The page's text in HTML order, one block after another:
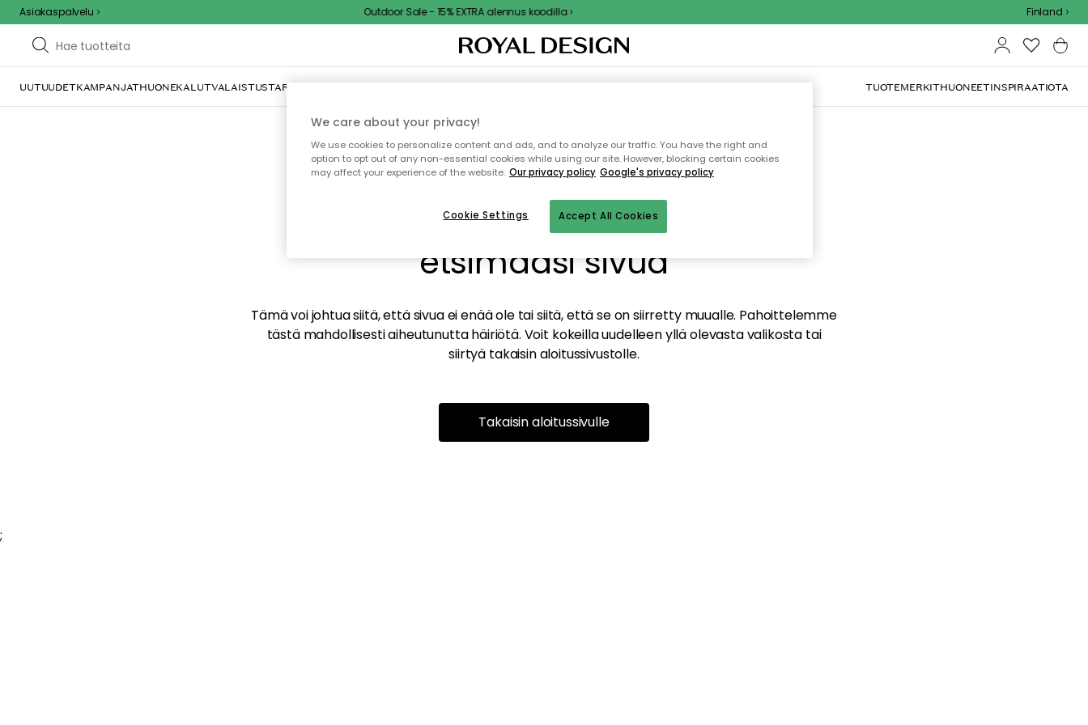
Asiakaspalvelu Outdoor Sale - 15% EXTRA alennus koodilla Finland
UUTUUDETKAMPANJATHUONEKALUTVALAISTUSTARJOILU JA KATTAUSSISUSTUSTEKSTIILIT & MATOTKEITTIÖSÄILYTYSULKOKALUSTEET TUOTEMERKITHUONEETINSPIRAATIOTA
Emme valitettavasti löydä
etsimääsi sivua
Tämä voi johtua siitä, että sivua ei enää ole tai siitä, että se on siirretty muualle. Pahoittelemme
tästä mahdollisesti aiheutunutta häiriötä. Voit kokeilla uudelleen yllä olevasta valikosta tai
siirtyä takaisin aloitussivustolle.
Takaisin aloitussivulle
;
We care about your privacy!
We use cookies to personalize content and ads, and to analyze our traffic. You have the right and
option to opt out of any non-essential cookies while using our site. However, blocking certain cookies
may affect your experience of the website. Our privacy policy Google's privacy policy
Accept All Cookies
Cookie Settings